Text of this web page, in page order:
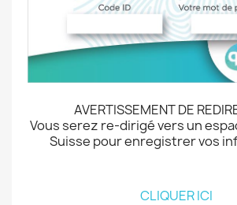
AVERTISSEMENT DE
Vous serez re-dirigé vers un
Suisse pour enregistrer vos
CLIQUER ICI